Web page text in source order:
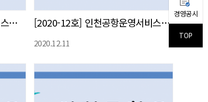
[2021-1호] 인천공항운영서비스㈜ 사내 소식지 발간 [2020-12호] 인천공항운영서비스㈜ 사내 소식지 발간
2020.12.11
경영공시
TOP